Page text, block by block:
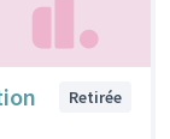
Retirée